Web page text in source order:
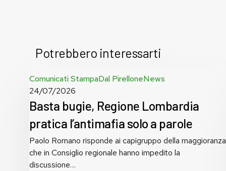
Potrebbero interessarti
Comunicati StampaDal PirelloneNewsBasta
Regione
pratica
l’antimafia
solo
24/07/2026
Basta bugie, Regione Lombardia
pratica l’antimafia solo a parole
Paolo Romano risponde ai capigruppo della maggioranza
che in Consiglio regionale hanno impedito la
discussione…